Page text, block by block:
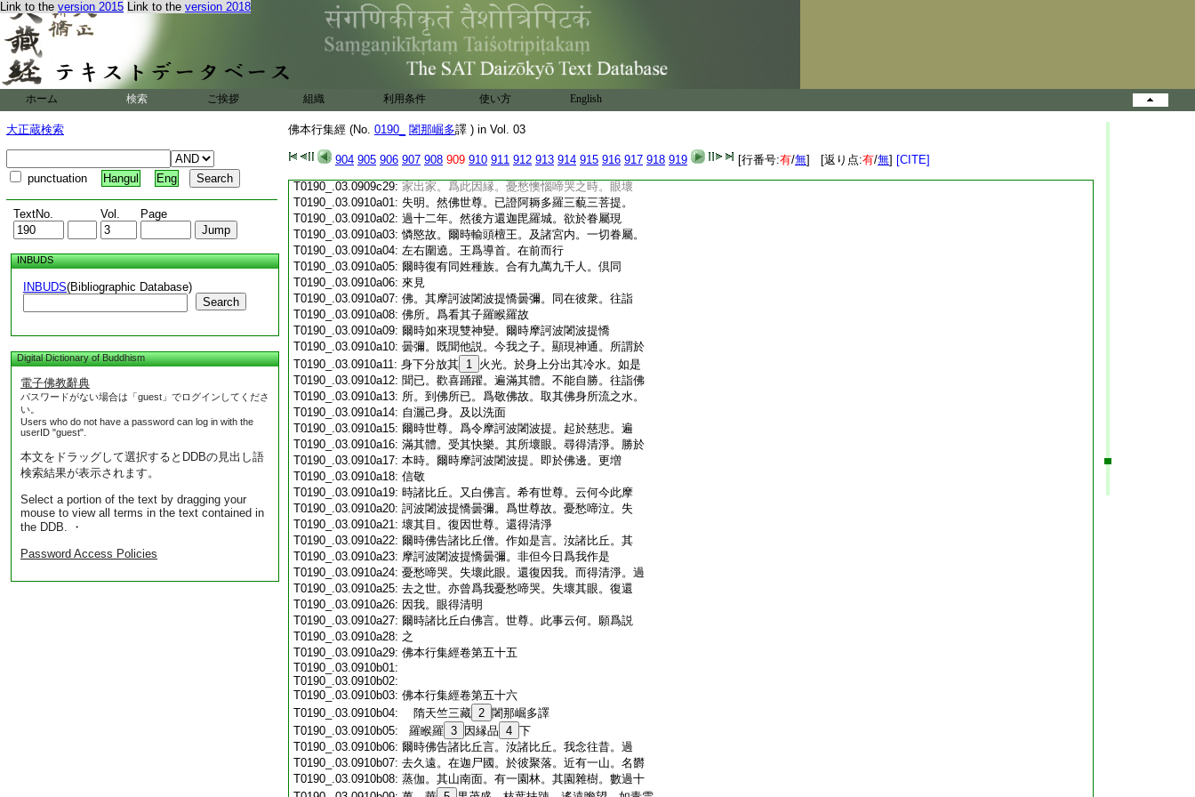
Link to the version 2015 Link to the version 2018
ホーム 検索 ご挨拶 組織 利用条件 使い方 English
大正蔵検索
punctuation Hangul Eng
TextNo. Vol. Page
INBUDS
INBUDS(Bibliographic Database)
Search
Digital Dictionary of Buddhism
電子佛教辭典
パスワードがない場合は「guest」でログインしてくださ
い。
Users who do not have a password can log in with the
userID "guest".
本文をドラッグして選択するとDDBの見出し語
検索結果が表示されます。
Select a portion of the text by dragging your
mouse to view all terms in the text contained in
the DDB. ・
Password Access Policies
佛本行集經 (No. 0190_ 闍那崛多譯 ) in Vol. 03
904 905 906 907 908 909 910 911 912 913 914 915 916 917 918 919 [行番号:有/無] [返り点:有/無] [CITE]
T0190_.03.0909c18:輩。從今已去。若善男子善女人等。求出家者。
T0190_.03.0909c19:先須令彼諮其父母。然後乃聽。若不許可放
T0190_.03.0909c20:出家者。須如法治。我今日後。立如是制。凡人
T0190_.03.0909c21:來投請出家者。先須問言。汝之父母。生存
5
已不。彼人若報云。我父母現今生在。方更
T0190_.03.0909c23:問言。 6 復當聽汝出家＊已不
T0190_.03.0909c24:然其五師。或有異説。作如是言其羅睺羅。生
T0190_.03.0909c25:
二年後。菩薩爾時。方始出家。苦行六年。然後
T0190_.03.0909c26:成道。成道七歳。方始來向迦毘羅城。如是次
T0190_.03.0909c27: 第。數羅睺羅出家之日。正年十五
T0190_.03.0909c29: 家出家。爲此因縁。憂愁懊惱啼哭之時。眼壞
T0190_.03.0910a01: 失明。然佛世尊。已證阿耨多羅三藐三菩提。
T0190_.03.0910a02: 過十二年。然後方還迦毘羅城。欲於眷屬現
T0190_.03.0910a03:憐愍故。爾時輸頭檀王。及諸宮内。一切眷屬。
T0190_.03.0910a04: 左右圍遶。王爲導首。在前而行
T0190_.03.0910a05: 爾時復有同姓種族。合有九萬九千人。倶同
T0190_.03.0910a06: 來見
T0190_.03.0910a07: 佛。其摩訶波闍波提憍曇彌。同在彼衆。往詣
T0190_.03.0910a08: 佛所。爲看其子羅睺羅故
T0190_.03.0910a09: 爾時如來現雙神變。爾時摩訶波闍波提憍
T0190_.03.0910a10: 曇彌。既聞他説。今我之子。顯現神通。所謂於
T0190_.03.0910a11: 身下分放其 1 火光。於身上分出其冷水。如是
T0190_.03.0910a12: 聞已。歡喜踊躍。遍滿其體。不能自勝。往詣佛
T0190_.03.0910a13: 所。到佛所已。爲敬佛故。取其佛身所流之水。
T0190_.03.0910a14: 自灑己身。及以洗面
T0190_.03.0910a15: 爾時世尊。爲令摩訶波闍波提。起於慈悲。遍
T0190_.03.0910a16: 滿其體。受其快樂。其所壞眼。尋得清淨。勝於
T0190_.03.0910a17: 本時。爾時摩訶波闍波提。即於佛邊。更増
T0190_.03.0910a18: 信敬
T0190_.03.0910a19: 時諸比丘。又白佛言。希有世尊。云何今此摩
T0190_.03.0910a20: 訶波闍波提憍曇彌。爲世尊故。憂愁啼泣。失
T0190_.03.0910a21: 壞其目。復因世尊。還得清淨
T0190_.03.0910a22: 爾時佛告諸比丘僧。作如是言。汝諸比丘。其
T0190_.03.0910a23: 摩訶波闍波提憍曇彌。非但今日爲我作是
T0190_.03.0910a24: 憂愁啼哭。失壞此眼。還復因我。而得清淨。過
T0190_.03.0910a25: 去之世。亦曾爲我憂愁啼哭。失壞其眼。復還
T0190_.03.0910a26: 因我。眼得清明
T0190_.03.0910a27: 爾時諸比丘白佛言。世尊。此事云何。願爲説
T0190_.03.0910a28: 之
T0190_.03.0910a29: 佛本行集經卷第五十五
T0190_.03.0910b01:
T0190_.03.0910b02:
T0190_.03.0910b03: 佛本行集經卷第五十六
T0190_.03.0910b04:
隋天竺三藏 2 闍那崛多譯
T0190_.03.0910b05:
羅睺羅 3 因縁品 4 下
T0190_.03.0910b06: 爾時佛告諸比丘言。汝諸比丘。我念往昔。過
T0190_.03.0910b07: 去久遠。在迦尸國。於彼聚落。近有一山。名欝
T0190_.03.0910b08: 蒸伽。其山南面。有一園林。其園雜樹。數過十